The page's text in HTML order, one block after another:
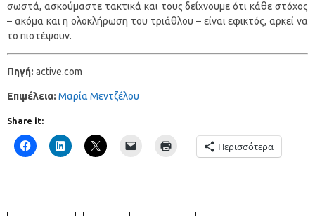
σωστά, ασκούμαστε τακτικά και τους δείχνουμε ότι κάθε στόχος
– ακόμα και η ολοκλήρωση του τριάθλου – είναι εφικτός, αρκεί να
το πιστέψουν.
Πηγή: active.com
Επιμέλεια: Μαρία Μεντζέλου
Share it:
Περισσότερα